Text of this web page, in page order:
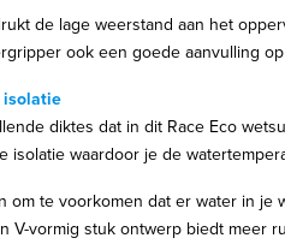
de lage weerstand aan het
ook een goede aanvulling
isolatie
diktes dat in dit Race Eco
waardoor je de
om te voorkomen dat er water in je
V-vormig stuk ontwerp biedt meer